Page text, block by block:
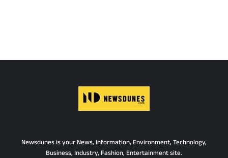
Newsdunes is your News, Information, Environment, Technology,
Business, Industry, Fashion, Entertainment site.